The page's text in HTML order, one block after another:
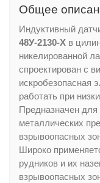
Общее
Индуктивный
48У-2130-Х в
никелированной
спроектирован с
искробезопасная
работать при
Предназначен
металлических
взрывоопасных
Широко
рудников и их
взрывоопасных